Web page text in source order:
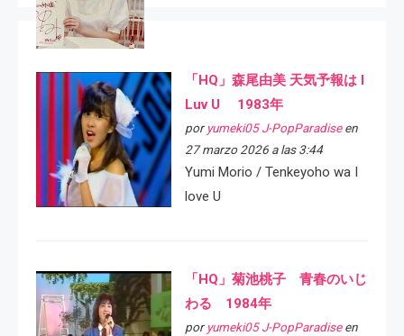
「HQ」森尾由美 天気予報は I
Luv U 1983年
por yumeki05 J-PopParadiseen
27 marzo 2026 a las 3:44
Yumi Morio / Tenkeyoho wa I
love U
「HQ」菊池桃子 青春のいじ
わる 1984年
por yumeki05 J-PopParadiseen